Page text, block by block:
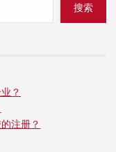
搜索
？
注册？